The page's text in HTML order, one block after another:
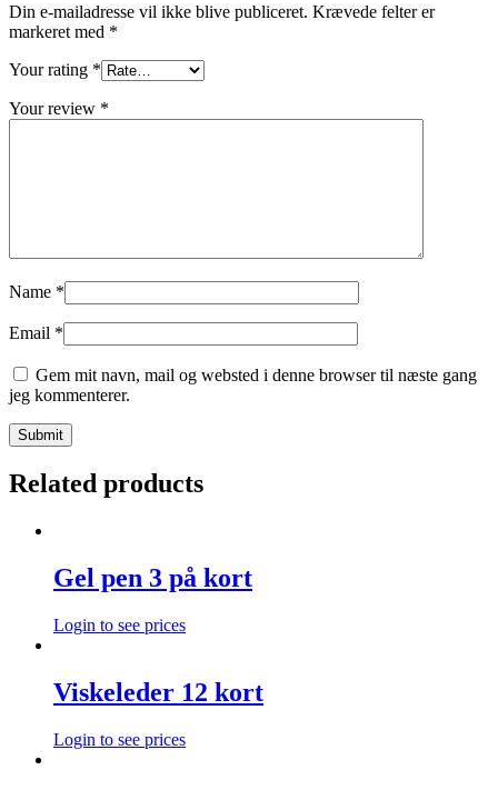
Din e-mailadresse vil ikke blive publiceret. Krævede felter er
markeret med *
Your rating *
Your review *
Name *
Email *
Gem mit navn, mail og websted i denne browser til næste gang
jeg kommenterer.
Related products
Gel pen 3 på kort
Login to see prices
Viskeleder 12 kort
Login to see prices